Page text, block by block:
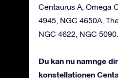
Centaurus A, Omega
4945, NGC 4650A,
NGC 4622, NGC 5090.
Du kan nu namnge
konstellationen